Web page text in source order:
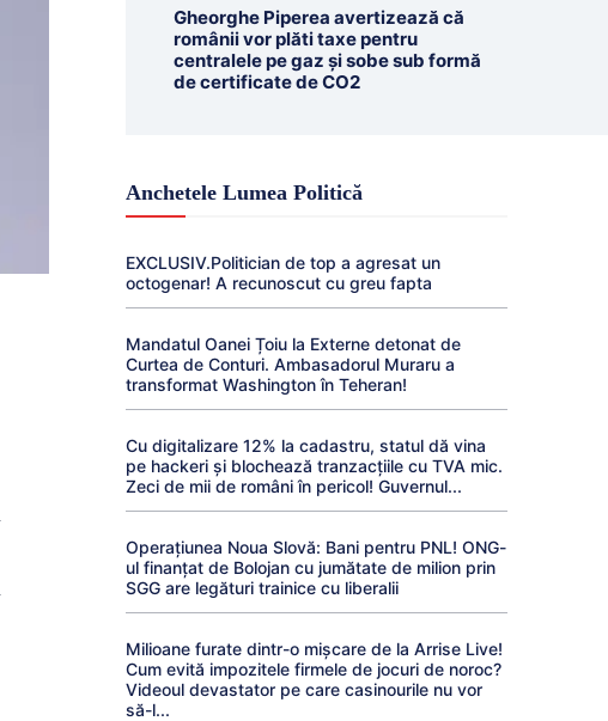
Gheorghe Piperea avertizează că
românii vor plăti taxe pentru
centralele pe gaz și sobe sub formă
de certificate de CO2
Anchetele Lumea Politică
EXCLUSIV.Politician de top a agresat un
octogenar! A recunoscut cu greu fapta
Mandatul Oanei Țoiu la Externe detonat de
Curtea de Conturi. Ambasadorul Muraru a
transformat Washington în Teheran!
Cu digitalizare 12% la cadastru, statul dă vina
pe hackeri și blochează tranzacțiile cu TVA mic.
Zeci de mii de români în pericol! Guvernul...
Operațiunea Noua Slovă: Bani pentru PNL! ONG-
ul finanțat de Bolojan cu jumătate de milion prin
SGG are legături trainice cu liberalii
Milioane furate dintr-o mișcare de la Arrise Live!
Cum evită impozitele firmele de jocuri de noroc?
Videoul devastator pe care casinourile nu vor
să-l...